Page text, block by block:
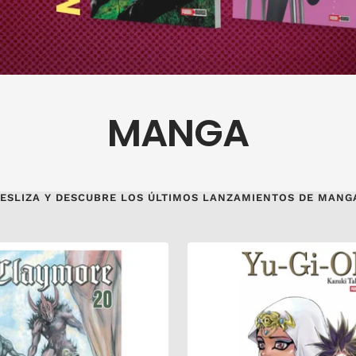
MANGA
Y DESCUBRE LOS ÚLTIMOS LANZAMIENTOS DE